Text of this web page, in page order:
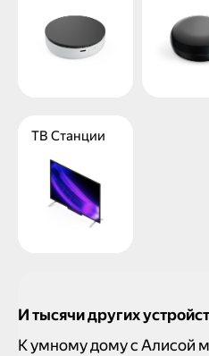
ТВ Станции
И тысячи других
К умному дому с Алисой